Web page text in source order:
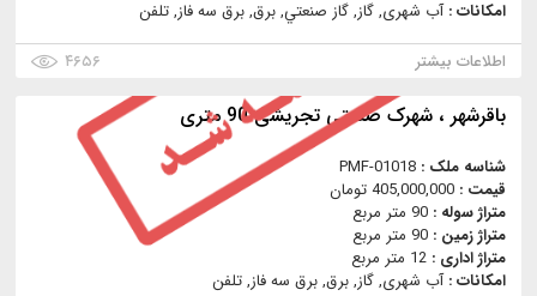
امکانات :آب شهری, گاز, گاز صنعتي, برق, برق سه فاز, تلفن
اطلاعات بیشتر
۴۶۵۶
باقرشهر ، شهرک صنعتی تجریشی 90 متری
شناسه ملک : PMF-01018
قیمت : 405,000,000 تومان
متراژ سوله : 90 متر مربع
متراژ زمین : 90 متر مربع
متراژ اداری : 12 متر مربع
امکانات :آب شهری, گاز, برق, برق سه فاز, تلفن